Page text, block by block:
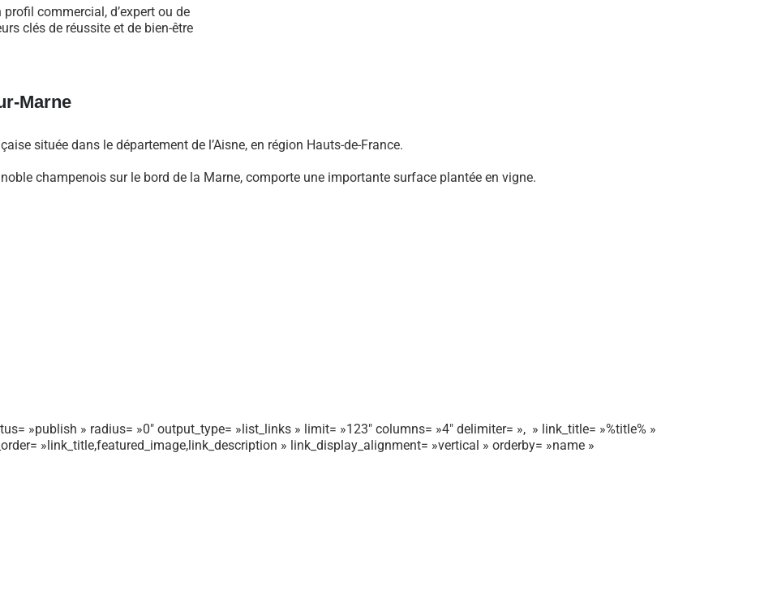
commercial, d’expert ou de
clés de réussite et de bien-être
Marne
située dans le département de l’Aisne, en région Hauts-de-France.
champenois sur le bord de la Marne, comporte une importante surface plantée en vigne.
»publish » radius= »0″ output_type= »list_links » limit= »123″ columns= »4″ delimiter= », » link_title= »%title% »
»link_title,featured_image,link_description » link_display_alignment= »vertical » orderby= »name »